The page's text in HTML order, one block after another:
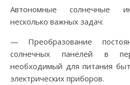
Автономные солнечные
несколько важных задач:
— Преобразование
солнечных панелей в
необходимый для питания
электрических приборов.